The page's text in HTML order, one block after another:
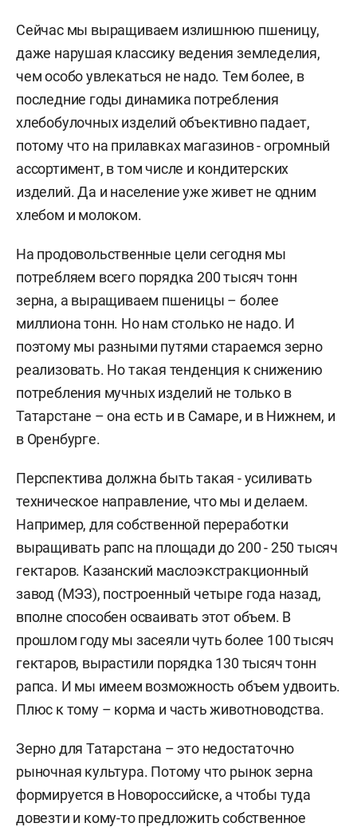
Сейчас мы выращиваем излишнюю пшеницу,
даже нарушая классику ведения земледелия,
чем особо увлекаться не надо. Тем более, в
последние годы динамика потребления
хлебобулочных изделий объективно падает,
потому что на прилавках магазинов - огромный
ассортимент, в том числе и кондитерских
изделий. Да и население уже живет не одним
хлебом и молоком.
На продовольственные цели сегодня мы
потребляем всего порядка 200 тысяч тонн
зерна, а выращиваем пшеницы – более
миллиона тонн. Но нам столько не надо. И
поэтому мы разными путями стараемся зерно
реализовать. Но такая тенденция к снижению
потребления мучных изделий не только в
Татарстане – она есть и в Самаре, и в Нижнем, и
в Оренбурге.
Перспектива должна быть такая - усиливать
техническое направление, что мы и делаем.
Например, для собственной переработки
выращивать рапс на площади до 200 - 250 тысяч
гектаров. Казанский маслоэкстракционный
завод (МЭЗ), построенный четыре года назад,
вполне способен осваивать этот объем. В
прошлом году мы засеяли чуть более 100 тысяч
гектаров, вырастили порядка 130 тысяч тонн
рапса. И мы имеем возможность объем удвоить.
Плюс к тому – корма и часть животноводства.
Зерно для Татарстана – это недостаточно
рыночная культура. Потому что рынок зерна
формируется в Новороссийске, а чтобы туда
довезти и кому-то предложить собственное